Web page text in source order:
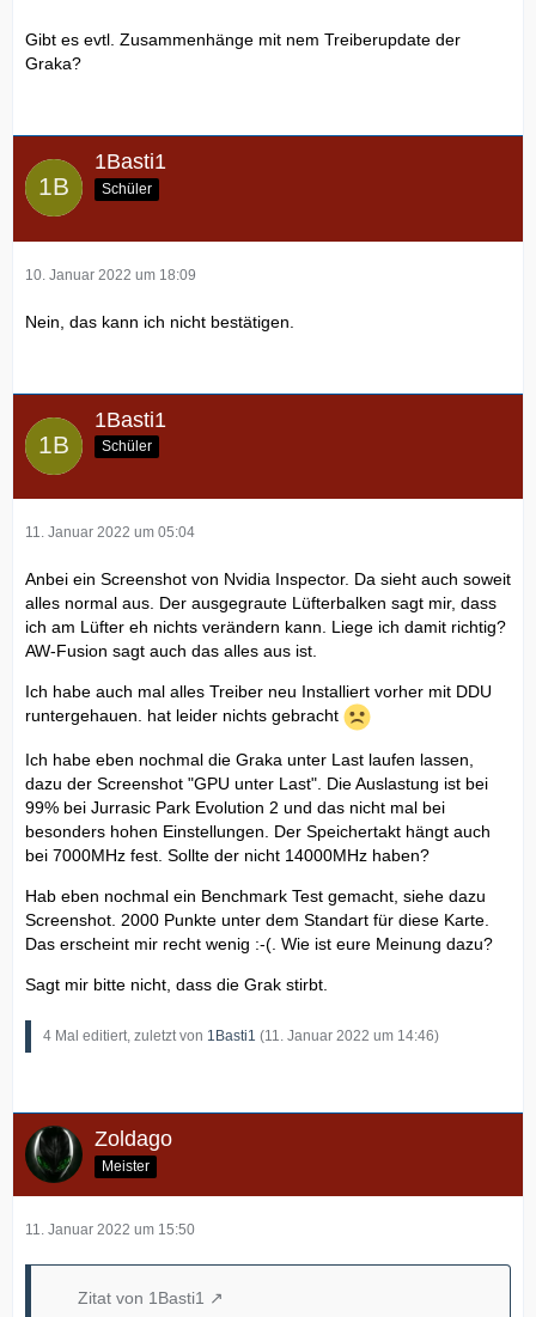
Gibt es evtl. Zusammenhänge mit nem Treiberupdate der
Graka?
1Basti1
Schüler
10. Januar 2022 um 18:09
Nein, das kann ich nicht bestätigen.
1Basti1
Schüler
11. Januar 2022 um 05:04
Anbei ein Screenshot von Nvidia Inspector. Da sieht auch soweit
alles normal aus. Der ausgegraute Lüfterbalken sagt mir, dass
ich am Lüfter eh nichts verändern kann. Liege ich damit richtig?
AW-Fusion sagt auch das alles aus ist.
Ich habe auch mal alles Treiber neu Installiert vorher mit DDU
runtergehauen. hat leider nichts gebracht
Ich habe eben nochmal die Graka unter Last laufen lassen,
dazu der Screenshot "GPU unter Last". Die Auslastung ist bei
99% bei Jurrasic Park Evolution 2 und das nicht mal bei
besonders hohen Einstellungen. Der Speichertakt hängt auch
bei 7000MHz fest. Sollte der nicht 14000MHz haben?
Hab eben nochmal ein Benchmark Test gemacht, siehe dazu
Screenshot. 2000 Punkte unter dem Standart für diese Karte.
Das erscheint mir recht wenig :-(. Wie ist eure Meinung dazu?
Sagt mir bitte nicht, dass die Grak stirbt.
4 Mal editiert, zuletzt von 1Basti1 (11. Januar 2022 um 14:46)
Zoldago
Meister
11. Januar 2022 um 15:50
Zitat von 1Basti1